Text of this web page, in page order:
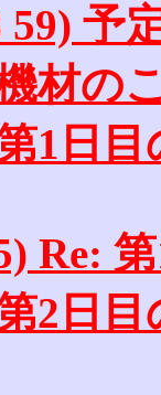
59) 予
材の
1日
Re:
2日